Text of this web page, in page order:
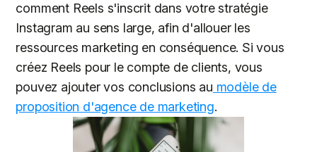
comment Reels s'inscrit dans votre stratégie
Instagram au sens large, afin d'allouer les
ressources marketing en conséquence. Si vous
créez Reels pour le compte de clients, vous
pouvez ajouter vos conclusions au modèle de
proposition d'agence de marketing.